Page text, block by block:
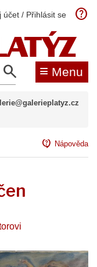
účet / Přihlásit se help
search ≡ Menu
contact_support Nápověda